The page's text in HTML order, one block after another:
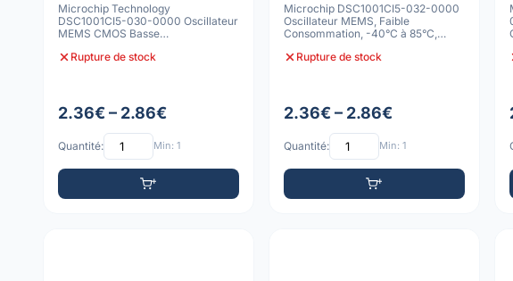
Microchip Technology
DSC1001CI5-030-0000 Oscillateur
MEMS CMOS Basse
Rupture de stock
2.36€ – 2.86€
Quantité: Min: 1
Microchip DSC1001CI5-032-0000
Oscillateur MEMS, Faible
Consommation, -40°C à 85°C,
Rupture de stock
2.36€ – 2.86€
Quantité: Min: 1